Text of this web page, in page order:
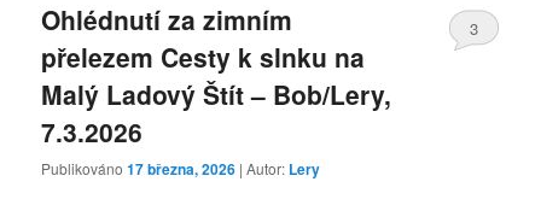
Ohlédnutí za zimním
přelezem Cesty k slnku na
Malý Ladový Štít – Bob/Lery,
7.3.2026
Publikováno17 března, 2026 | Autor: Lery
3